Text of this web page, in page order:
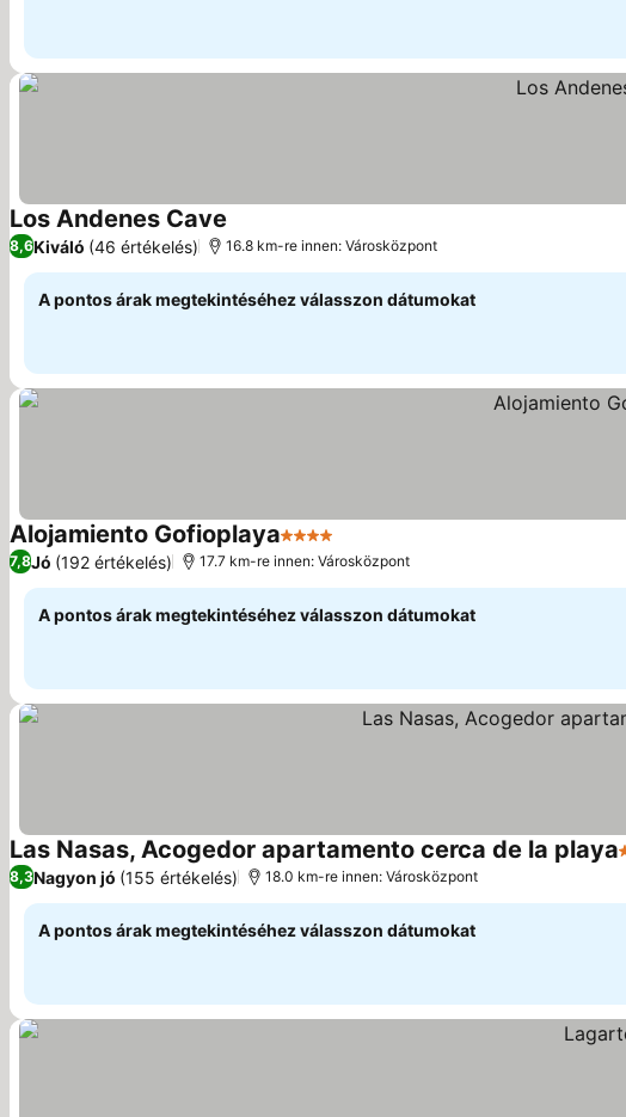
Los Andenes Cave
8,6Kiváló (46 értékelés) 16.8 km-re innen: Városközpont
A pontos árak megtekintéséhez válasszon dátumokat
Alojamiento Gofioplaya4 Kategória
7,8Jó (192 értékelés) 17.7 km-re innen: Városközpont
A pontos árak megtekintéséhez válasszon dátumokat
Las Nasas, Acogedor apartamento cerca de la playa
8,3Nagyon jó (155 értékelés) 18.0 km-re innen: Városközpont
A pontos árak megtekintéséhez válasszon dátumokat